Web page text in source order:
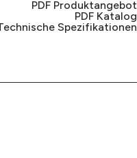
PDF Produktangebot
PDF Katalog
Spezifikationen